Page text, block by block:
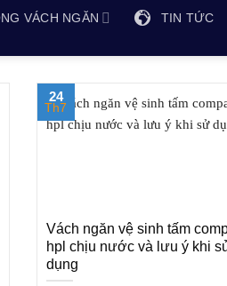
VÁCH NGĂN TIN TỨC
Vách ngăn vệ sinh tấm
hpl chịu nước và lưu ý khi
dụng
24
Th7